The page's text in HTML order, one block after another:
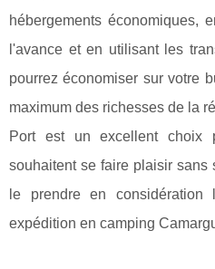
hébergements économiques,
l'avance et en utilisant les
pourrez économiser sur votre
maximum des richesses de la
Port est un excellent choix
souhaitent se faire plaisir sans
le prendre en considération
expédition en camping